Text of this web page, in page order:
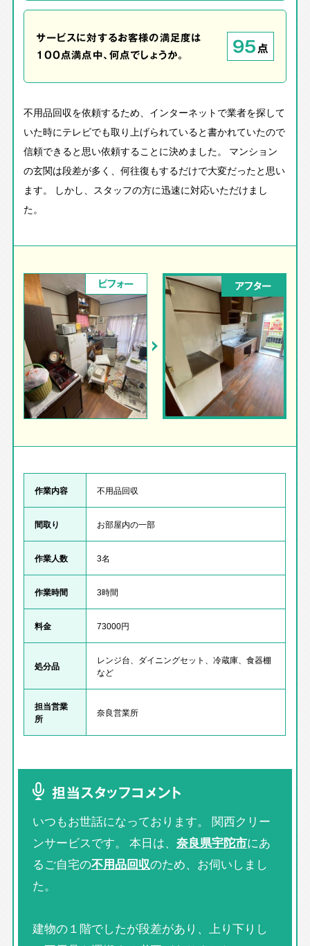
サービスに対するお客様の満足度は
100点満点中、何点でしょうか。
95点
不用品回収を依頼するため、インターネットで業者を探して
いた時にテレビでも取り上げられていると書かれていたので
信頼できると思い依頼することに決めました。 マンション
の玄関は段差が多く、何往復もするだけで大変だったと思い
ます。 しかし、スタッフの方に迅速に対応いただけまし
た。
ビフォー アフター
作業内容 不用品回収
間取り お部屋内の一部
作業人数 3名
作業時間 3時間
料金 73000円
処分品
レンジ台、ダイニングセット、冷蔵庫、食器棚
など
担当営業
所
奈良営業所
担当スタッフコメント
いつもお世話になっております。 関西クリー
ンサービスです。 本日は、 奈良県宇陀市にあ
るご自宅の不用品回収のため、お伺いしまし
た。
建物の１階でしたが段差があり、上り下りし